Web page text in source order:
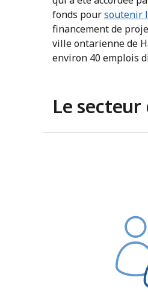
fonds poursoutenir
financement de
ville ontarienne de
environ 40 emplois
Le